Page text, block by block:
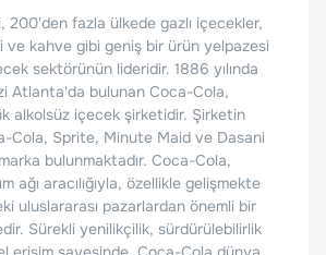
200'den fazla ülkede gazlı içecekler,
ve kahve gibi geniş bir ürün yelpazesi
sektörünün lideridir. 1886 yılında
Atlanta'da bulunan Coca-Cola,
alkolsüz içecek şirketidir. Şirketin
Cola, Sprite, Minute Maid ve Dasani
bulunmaktadır. Coca-Cola,
ağı aracılığıyla, özellikle gelişmekte
uluslararası pazarlardan önemli bir
Sürekli yenilikçilik, sürdürülebilirlik